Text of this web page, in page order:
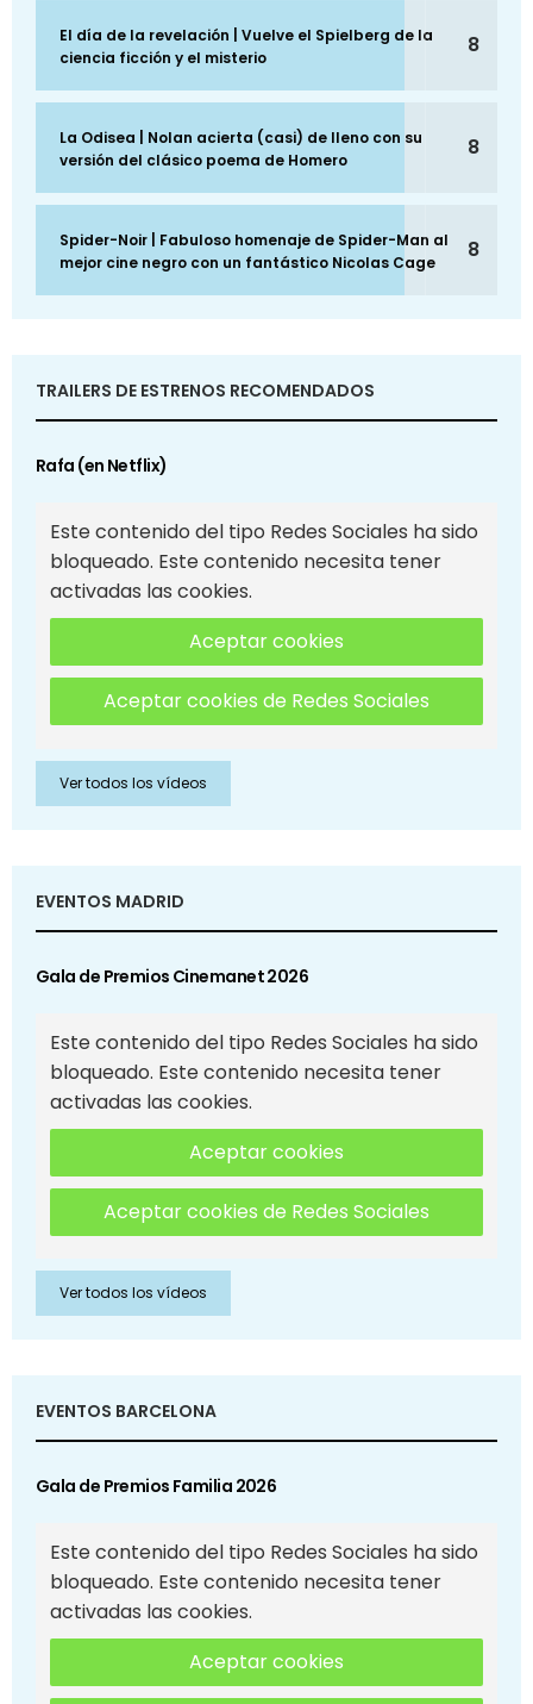
El día de la revelación | Vuelve el Spielberg de la
ciencia ficción y el misterio
8
La Odisea | Nolan acierta (casi) de lleno con su
versión del clásico poema de Homero
8
Spider-Noir | Fabuloso homenaje de Spider-Man al
mejor cine negro con un fantástico Nicolas Cage
8
TRAILERS DE ESTRENOS RECOMENDADOS
Rafa (en Netflix)
Este contenido del tipo Redes Sociales ha sido
bloqueado. Este contenido necesita tener
activadas las cookies.
Aceptar cookies
Aceptar cookies de Redes Sociales
Ver todos los vídeos
EVENTOS MADRID
Gala de Premios Cinemanet 2026
Este contenido del tipo Redes Sociales ha sido
bloqueado. Este contenido necesita tener
activadas las cookies.
Aceptar cookies
Aceptar cookies de Redes Sociales
Ver todos los vídeos
EVENTOS BARCELONA
Gala de Premios Familia 2026
Este contenido del tipo Redes Sociales ha sido
bloqueado. Este contenido necesita tener
activadas las cookies.
Aceptar cookies